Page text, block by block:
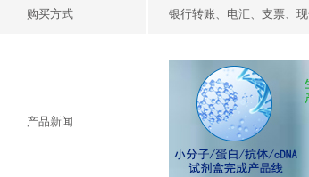
购买方式 银行转账、电汇、支票、
产品新闻